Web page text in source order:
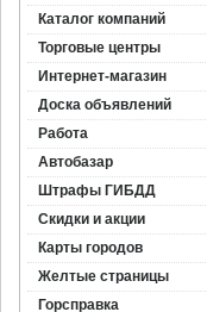
Каталог компаний
Торговые центры
Интернет-магазин
Доска объявлений
Работа
Автобазар
Штрафы ГИБДД
Скидки и акции
Карты городов
Желтые страницы
Горсправка